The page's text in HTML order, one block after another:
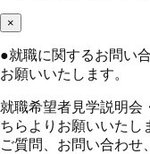
×
●就職に関するお問い
お願いいたします。
就職希望者見学説明会
ちらよりお願いいたし
ご質問、お問い合わせ